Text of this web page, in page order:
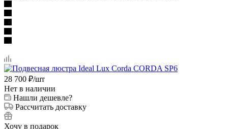
28 700 ₽/шт
Нет в наличии
Нашли дешевле?
Рассчитать доставку
Хочу в подарок